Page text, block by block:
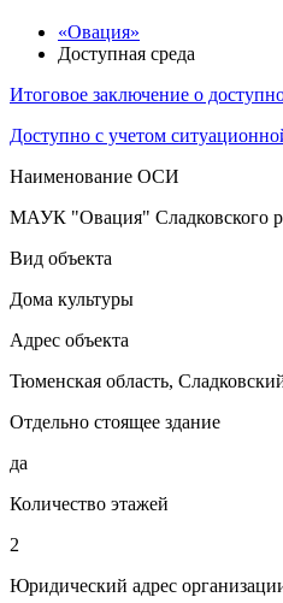
«Овация»
Доступная среда
Итоговое заключение о
Доступно с учетом
Наименование ОСИ
МАУК "Овация" Сладковского
Вид объекта
Дома культуры
Адрес объекта
Тюменская область,
Отдельно стоящее здание
да
Количество этажей
2
Юридический адрес